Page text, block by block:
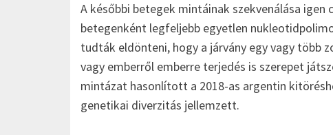
A későbbi betegek mintáinak szekvenálása
betegenként legfeljebb egyetlen
tudták eldönteni, hogy a járvány egy vagy több
vagy emberről emberre terjedés is szerepet
mintázat hasonlított a 2018-as argentin
genetikai diverzitás jellemzett.